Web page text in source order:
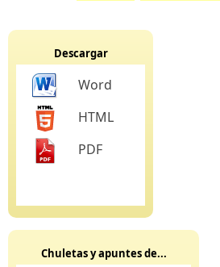
Descargar
Word
HTML
PDF
Chuletas y apuntes de...